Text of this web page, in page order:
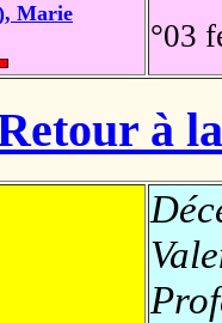
Marie
°03
à